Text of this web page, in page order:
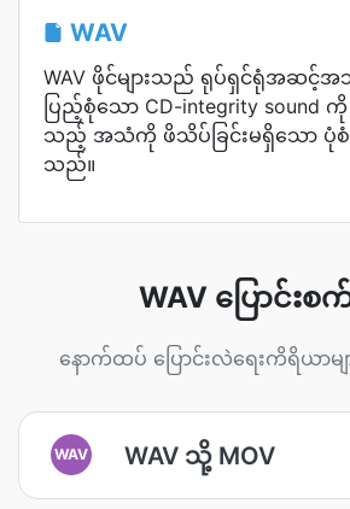
WAV
WAV ဖိုင်များသည် ရုပ်ရှင်ရုံအ
ပြည့်စုံသော CD-integrity sound
သည့် အသံကို ဖိသိပ်ခြင်းမရှိသော ပုံစံ
သည်။
WAV ပြောင်းစက်
နောက်ထပ် ပြောင်းလဲရေးကိရိယာမ
WAV WAV သို့ MOV